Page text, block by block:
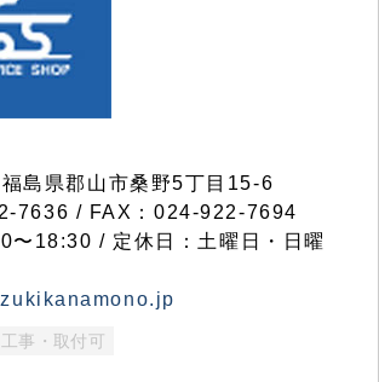
島県郡山市桑野5丁目15-6
7636 / FAX：024-922-7694
〜18:30 / 定休日：土曜日・日曜
工事・取付可